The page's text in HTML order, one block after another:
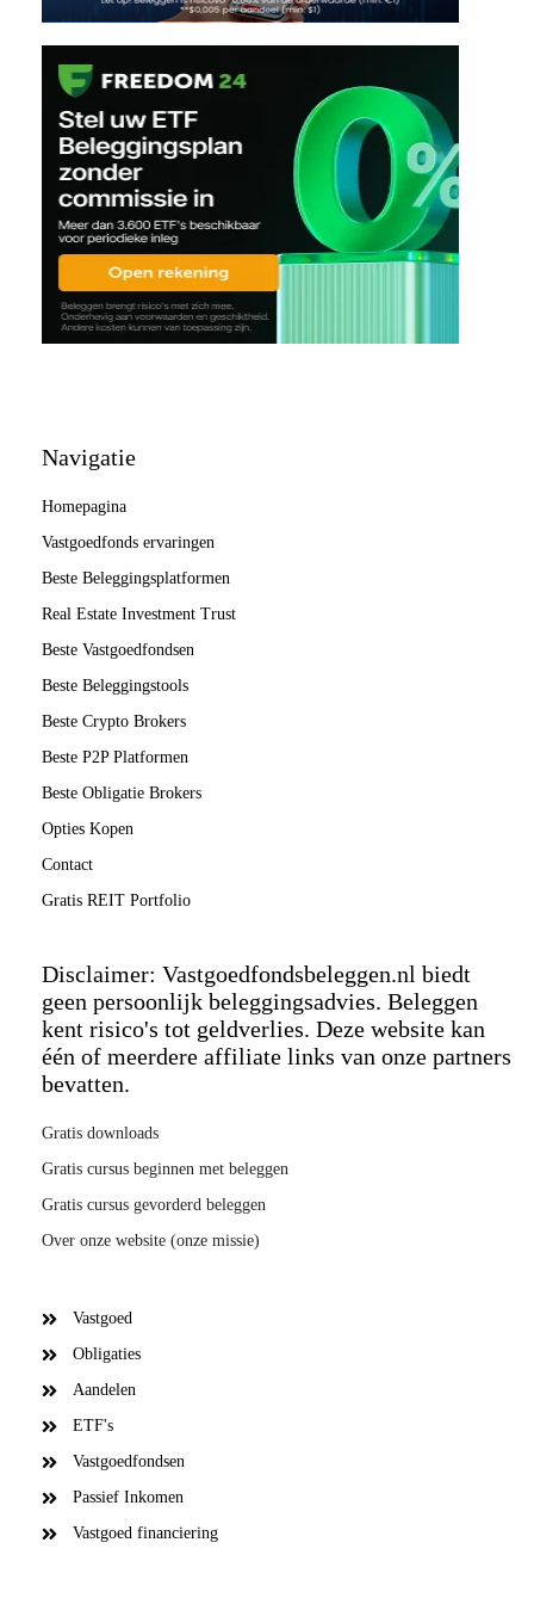
Navigatie
Homepagina
Vastgoedfonds ervaringen
Beste Beleggingsplatformen
Real Estate Investment Trust
Beste Vastgoedfondsen
Beste Beleggingstools
Beste Crypto Brokers
Beste P2P Platformen
Beste Obligatie Brokers
Opties Kopen
Contact
Gratis REIT Portfolio
Disclaimer: Vastgoedfondsbeleggen.nl biedt
geen persoonlijk beleggingsadvies. Beleggen
kent risico's tot geldverlies. Deze website kan
één of meerdere affiliate links van onze partners
bevatten.
Gratis downloads
Gratis cursus beginnen met beleggen
Gratis cursus gevorderd beleggen
Over onze website (onze missie)
Vastgoed
Obligaties
Aandelen
ETF's
Vastgoedfondsen
Passief Inkomen
Vastgoed financiering